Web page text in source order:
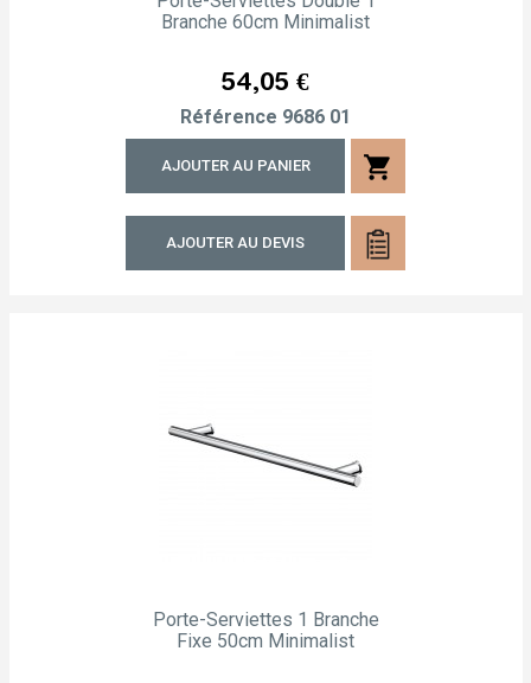
Branche 60cm Minimalist
Prix
54,05 €
Référence 9686 01
AJOUTER AU PANIER shopping_cart
AJOUTER AU DEVIS
Porte-Serviettes 1 Branche
Fixe 50cm Minimalist